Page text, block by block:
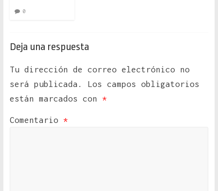
0
Deja una respuesta
Tu dirección de correo electrónico no
será publicada.
Los campos obligatorios
están marcados con *
Comentario *